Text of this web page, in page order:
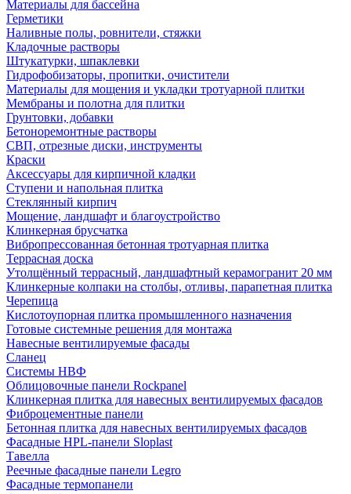
Материалы для бассейна
Герметики
Наливные полы, ровнители, стяжки
Кладочные растворы
Штукатурки, шпаклевки
Гидрофобизаторы, пропитки, очистители
Материалы для мощения и укладки тротуарной плитки
Мембраны и полотна для плитки
Грунтовки, добавки
Бетоноремонтные растворы
СВП, отрезные диски, инструменты
Краски
Аксессуары для кирпичной кладки
Ступени и напольная плитка
Cтеклянный кирпич
Мощение, ландшафт и благоустройство
Клинкерная брусчатка
Вибропрессованная бетонная тротуарная плитка
Террасная доска
Утолщённый террасный, ландшафтный керамогранит 20 мм
Клинкерные колпаки на столбы, отливы, парапетная плитка
Черепица
Кислотоупорная плитка промышленного назначения
Готовые системные решения для монтажа
Навесные вентилируемые фасады
Сланец
Системы НВФ
Облицовочные панели Rockpanel
Клинкерная плитка для навесных вентилируемых фасадов
Фиброцементные панели
Бетонная плитка для навесных вентилируемых фасадов
Фасадные HPL-панели Sloplast
Тавелла
Реечные фасадные панели Legro
Фасадные термопанели